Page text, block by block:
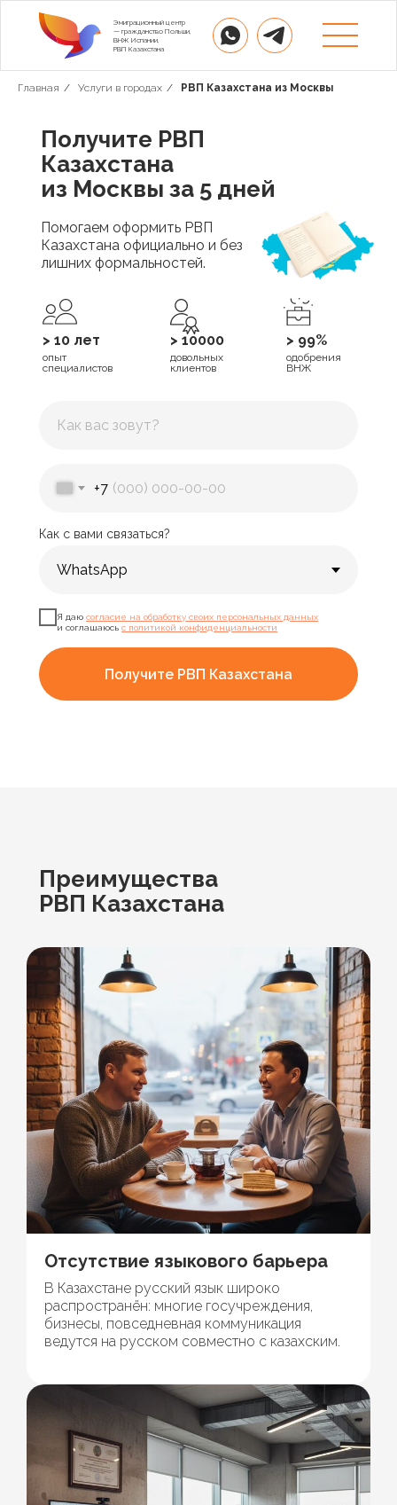
Эмиграционный центр
— гражданство Польши,
ВНЖ Испании,
РВП Казахстана
Главная / Услуги в городах / РВП Казахстана из Москвы
довольных
клиентов
> 10000
одобрения
ВНЖ
> 99%
опыт
специалистов
> 10 лет
Получите РВП
Казахстана
из Москвы за 5 дней
Помогаем оформить РВП
Казахстана официально и без
лишних формальностей.
+7
Как с вами связаться?
Я даю согласие на обработку своих персональных данных
и соглашаюсь с политикой конфиденциальности
Получите РВП Казахстана
Преимущества
РВП Казахстана
Отсутствие языкового барьера
В Казахстане русский язык широко
распространён: многие госучреждения,
бизнесы, повседневная коммуникация
ведутся на русском совместно с казахским.